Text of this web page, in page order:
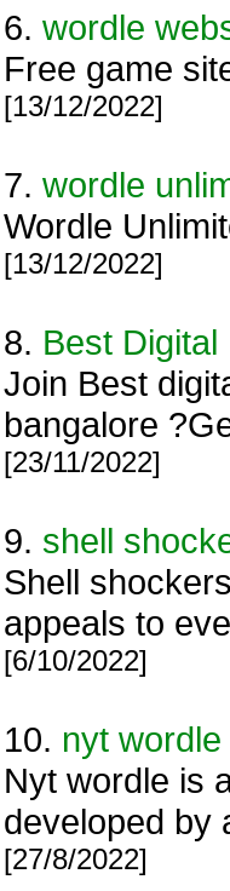
6. wordle
Free game
[13/12/2022]
7. wordle
Wordle
[13/12/2022]
8. Best
Join Best
bangalore
[23/11/2022]
9. shell
Shell
appeals to
[6/10/2022]
10. nyt wordle
Nyt wordle is
developed by
[27/8/2022]